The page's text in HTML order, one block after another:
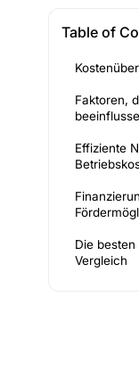
Table of
Faktoren,
Effiziente
Die
Vergleich